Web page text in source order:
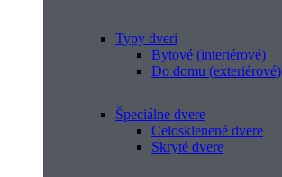
Typy dverí
Bytové (interiérové)
Do domu (exteriérové)
Špeciálne dvere
Celosklenené dvere
Skryté dvere